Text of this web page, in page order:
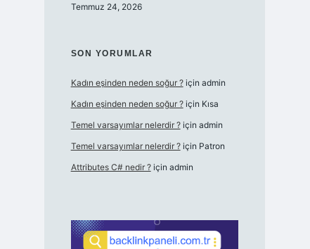
Temmuz 24, 2026
SON YORUMLAR
Kadın eşinden neden soğur ?için admin
Kadın eşinden neden soğur ?için Kısa
Temel varsayımlar nelerdir ?için admin
Temel varsayımlar nelerdir ?için Patron
Attributes C# nedir ?için admin